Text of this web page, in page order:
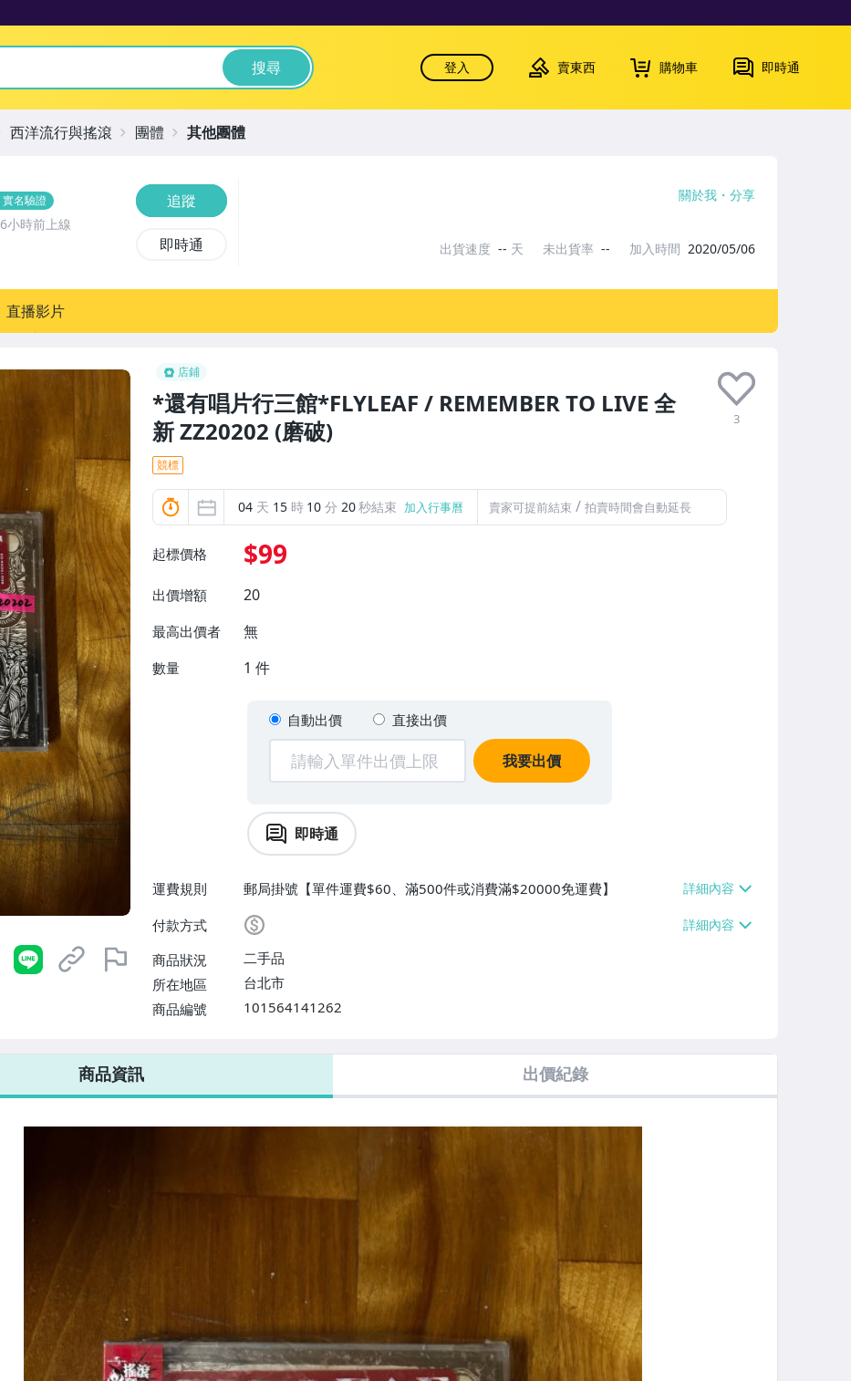
搜尋 登入 賣東西 購物車 即時通
店鋪
*還有唱片行三館*FLYLEAF / REMEMBER TO LIVE 全
新 ZZ20202 (磨破)
3
競標
04 天 15 時 10 分 18秒結束 加入行事曆 賣家可提前結束 / 拍賣時間會自動延長
起標價格 $99
出價增額 20
最高出價者 無
數量 1 件
自動出價 直接出價
我要出價
即時通
運費規則
郵局掛號【單件運費$60、滿500件或消費滿$20000免運費】
付款方式
商品狀況
二手品
所在地區
台北市
商品編號
101564141262
實名驗證
6小時前上線
追蹤
即時通
關於我 分享
出貨速度 -- 天 未出貨率 -- 加入時間 2020/05/06
直播影片
西洋流行與搖滾 團體 其他團體
商品資訊 出價紀錄